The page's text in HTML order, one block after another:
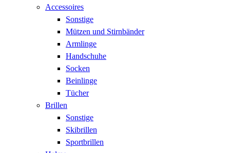
Accessoires
Sonstige
Mützen und Stirnbänder
Armlinge
Handschuhe
Socken
Beinlinge
Tücher
Brillen
Sonstige
Skibrillen
Sportbrillen